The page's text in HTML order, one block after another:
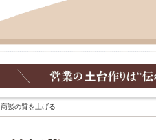
セールスを育て|